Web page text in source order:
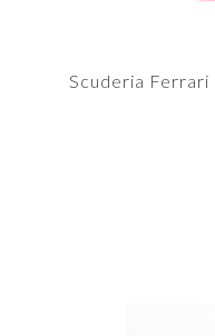
Scuderia Ferrari